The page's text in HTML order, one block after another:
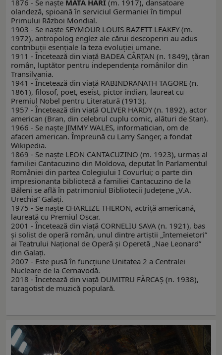
1876 - Se naşte MATA HARI (m. 1917), dansatoare
olandeză, spioană în serviciul Germaniei în timpul
Primului Război Mondial.
1903 - Se naște SEYMOUR LOUIS BAZETT LEAKEY (m.
1972), antropolog englez ale cărui descoperiri au adus
contribuții esențiale la teza evoluției umane.
1911 - Încetează din viață BADEA CÂRȚAN (n. 1849), țăran
român, luptător pentru independența românilor din
Transilvania.
1941 - Încetează din viaţă RABINDRANATH TAGORE (n.
1861), filosof, poet, eseist, pictor indian, laureat cu
Premiul Nobel pentru Literatură (1913).
1957 - Încetează din viaţă OLIVER HARDY (n. 1892), actor
american (Bran, din celebrul cuplu comic, alături de Stan).
1966 - Se naşte JIMMY WALES, informatician, om de
afaceri american. Împreună cu Larry Sanger, a fondat
Wikipedia.
1869 - Se naşte LEON CANTACUZINO (m. 1923), urmaș al
familiei Cantacuzino din Moldova, deputat în Parlamentul
României din partea Colegiului I Covurlui; o parte din
impresionanta bibliotecă a familiei Cantacuzino de la
Băleni se află în patrimoniul Bibliotecii Județene „V.A.
Urechia” Galați.
1975 - Se naşte CHARLIZE THERON, actriţă americană,
laureată cu Premiul Oscar.
2001 - Încetează din viaţă CORNELIU SAVA (n. 1921), bas
și solist de operă român, unul dintre artiștii „întemeietori”
ai Teatrului Național de Operă și Operetă „Nae Leonard”
din Galați.
2007 - Este pusă în funcţiune Unitatea 2 a Centralei
Nucleare de la Cernavodă.
2018 - Încetează din viață DUMITRU FĂRCAȘ (n. 1938),
taragotist de muzică populară.